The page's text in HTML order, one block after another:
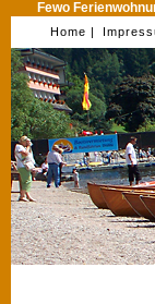
Fewo
Home |